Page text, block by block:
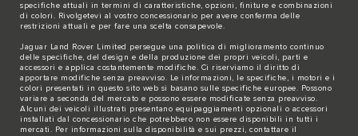
specifiche attuali in termini di caratteristiche, opzioni, finiture e combinazioni
di colori. Rivolgetevi al vostro concessionario per avere conferma delle
restrizioni attuali e per fare una scelta consapevole.
Jaguar Land Rover Limited persegue una politica di miglioramento continuo
delle specifiche, del design e della produzione dei propri veicoli, parti e
accessori e applica costantemente modifiche. Ci riserviamo il diritto di
apportare modifiche senza preavviso. Le informazioni, le specifiche, i motori e i
colori presentati in questo sito web si basano sulle specifiche europee. Possono
variare a seconda del mercato e possono essere modificate senza preavviso.
Alcuni dei veicoli illustrati presentano equipaggiamenti opzionali o accessori
installati dal concessionario che potrebbero non essere disponibili in tutti i
mercati. Per informazioni sulla disponibilità e sui prezzi, contattare il